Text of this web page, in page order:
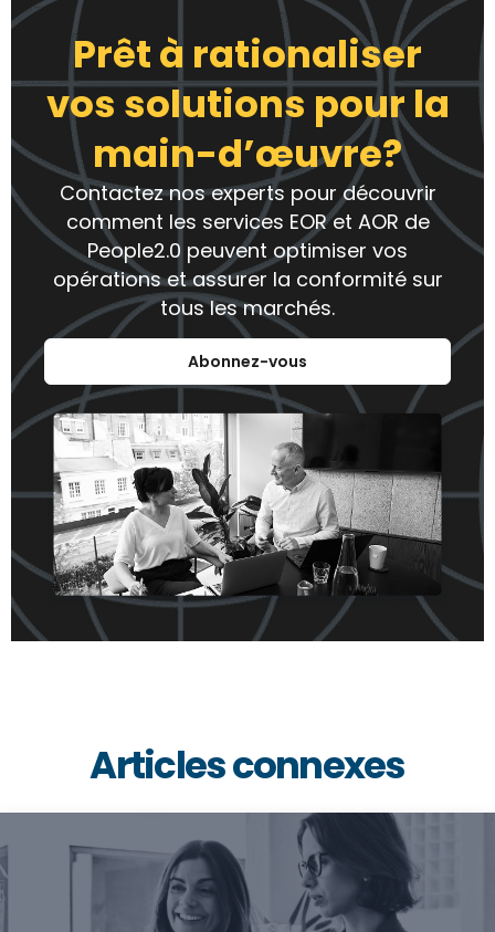
Prêt à rationaliser
vos solutions pour la
main-d’œuvre?
Contactez nos experts pour découvrir
comment les services EOR et AOR de
People2.0 peuvent optimiser vos
opérations et assurer la conformité sur
tous les marchés.
Abonnez-vous
Articles connexes